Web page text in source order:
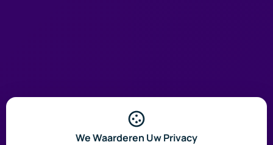
We Waarderen Uw Privacy